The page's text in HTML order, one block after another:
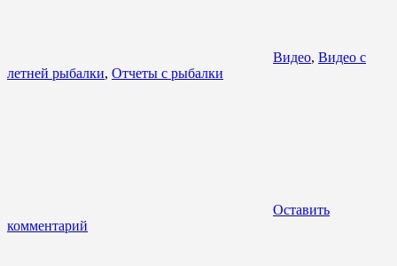
Видео, Видео с
летней рыбалки, Отчеты с рыбалки
Оставить
комментарий